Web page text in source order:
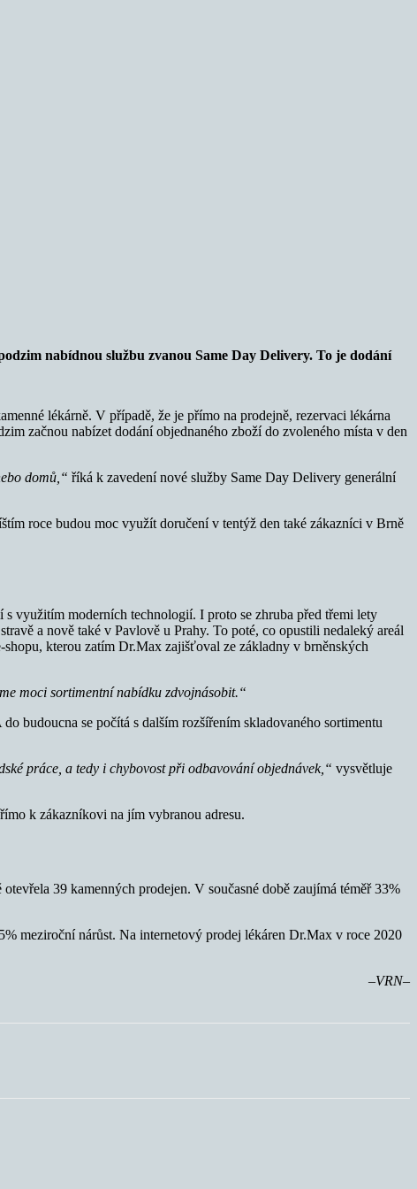
nabídnou službu zvanou Same Day Delivery. To je dodání
lékárně. V případě, že je přímo na prodejně, rezervaci lékárna
začnou nabízet dodání objednaného zboží do zvoleného místa v den
domů,“ říká k zavedení nové služby Same Day Delivery generální
roce budou moc využít doručení v tentýž den také zákazníci v Brně
využitím moderních technologií. I proto se zhruba před třemi lety
a nově také v Pavlově u Prahy. To poté, co opustili nedaleký areál
kterou zatím Dr.Max zajišťoval ze základny v brněnských
moci sortimentní nabídku zdvojnásobit.“
budoucna se počítá s dalším rozšířením skladovaného sortimentu
práce, a tedy i chybovost při odbavování objednávek,“ vysvětluje
k zákazníkovi na jím vybranou adresu.
39 kamenných prodejen. V současné době zaujímá téměř 33%
meziroční nárůst. Na internetový prodej lékáren Dr.Max v roce 2020
–VRN–